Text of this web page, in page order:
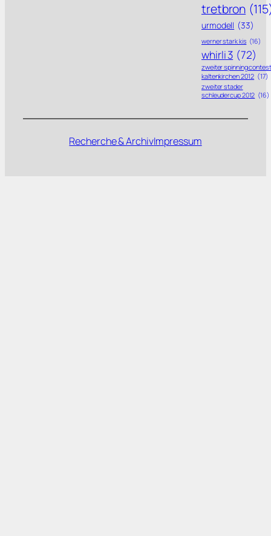
tretbron
urmodell (33)
werner stark kis (16)
whirli 3 (72)
zweiter spinning contest
kaltenkirchen 2012 (17)
zweiter stader
schleudercup 2012 (16)
Recherche & ArchivImpressum